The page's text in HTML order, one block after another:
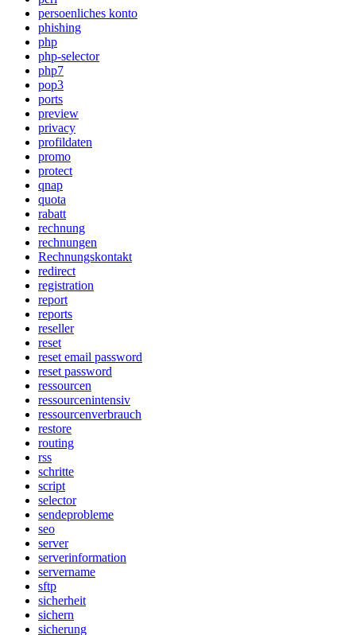
persoenliches konto
phishing
php
php-selector
php7
pop3
ports
preview
privacy
profildaten
promo
protect
qnap
quota
rabatt
rechnung
rechnungen
Rechnungskontakt
redirect
registration
report
reports
reseller
reset
reset email password
reset password
ressourcen
ressourcenintensiv
ressourcenverbrauch
restore
routing
rss
schritte
script
selector
sendeprobleme
seo
server
serverinformation
servername
sftp
sicherheit
sichern
sicherung